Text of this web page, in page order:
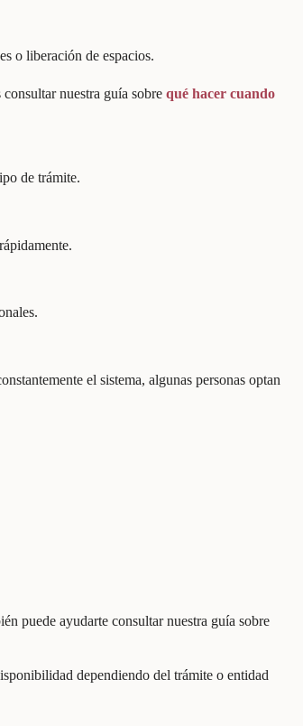
o liberación de espacios.
nuestra guía sobre qué hacer cuando
de trámite.
el sistema, algunas personas optan
puede ayudarte consultar nuestra guía sobre
dependiendo del trámite o entidad